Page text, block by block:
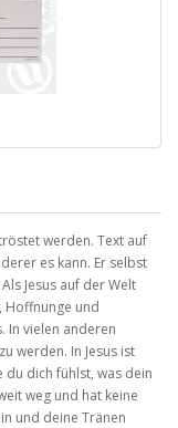
werden. Text auf
es kann. Er selbst
Jesus auf der Welt
Hoffnunge und
In vielen anderen
werden. In Jesus ist
dich fühlst, was dein
weg und hat keine
und deine Tränen